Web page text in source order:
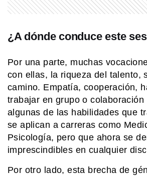
¿A dónde conduce este
Por una parte, muchas
con ellas, la riqueza del talento,
camino. Empatía, cooperación,
trabajar en grupo o colaboración
algunas de las habilidades que
se aplican a carreras como
Psicología, pero que ahora se
imprescindibles en cualquier
Por otro lado, esta brecha de
diminuto que
colores
familia? Esta es
EL MUNDO
diminuto que
colores
MI PAIS
sus sabores